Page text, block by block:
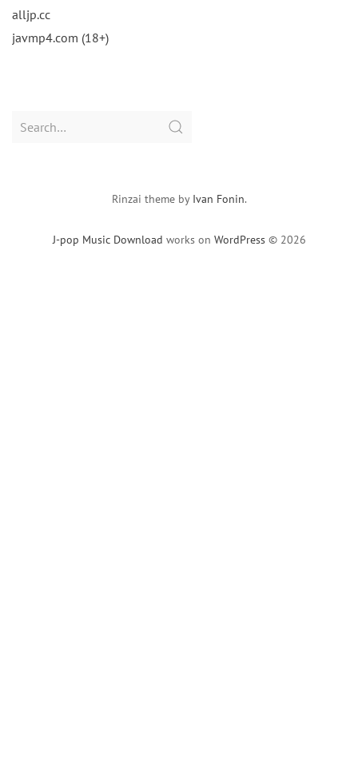
alljp.cc
javmp4.com (18+)
Search
J-pop Music Download works on WordPress © 2026
Rinzai theme by Ivan Fonin.